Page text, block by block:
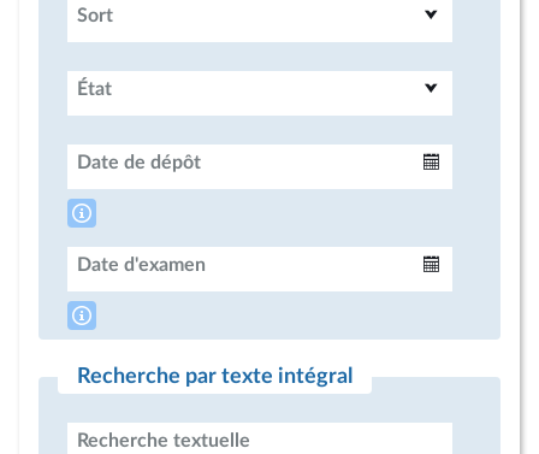
Sort
État
Date de dépôt
Date d'examen
Recherche par texte intégral
Recherche textuelle